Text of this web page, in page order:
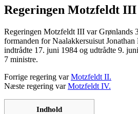
Regeringen Motzfeldt III
Regeringen Motzfeldt III var Grønlands
formanden for Naalakkersuisut
indtrådte 17. juni 1984 og udtrådte 9.
7 ministre.
Forrige regering varMotzfeldt II.
Næste regering varMotzfeldt IV.
Indhold